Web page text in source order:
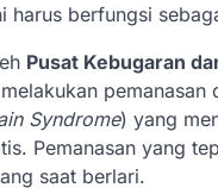
harus berfungsi
Pusat Kebugaran
pemanasan
Syndrome) yang
Pemanasan yang
saat berlari.